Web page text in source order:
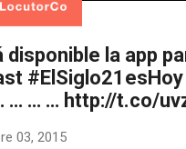
disponible la app
… … … http://t.co/
03, 2015